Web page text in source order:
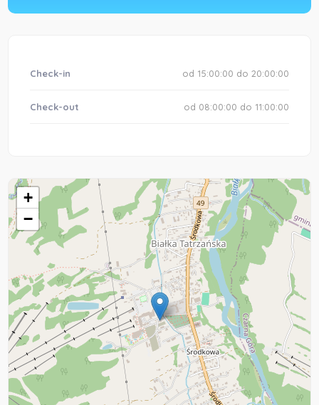
Check-in od 15:00:00 do 20:00:00
Check-out od 08:00:00 do 11:00:00
+
−